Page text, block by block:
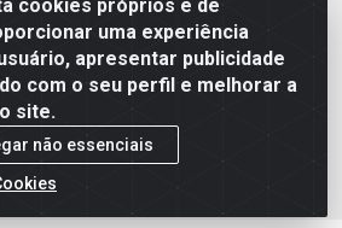
cookies próprios e de
uma experiência
apresentar publicidade
com o seu perfil e melhorar a
site.
não essenciais
Asr Ne 55 (412 Norte), Alameda
Norte, Palmas/TO - CEP 77.006-540 -
05.922.500/0001-02